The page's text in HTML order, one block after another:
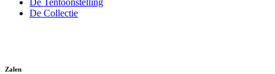
De Tentoonstelling
De Collectie
Zalen